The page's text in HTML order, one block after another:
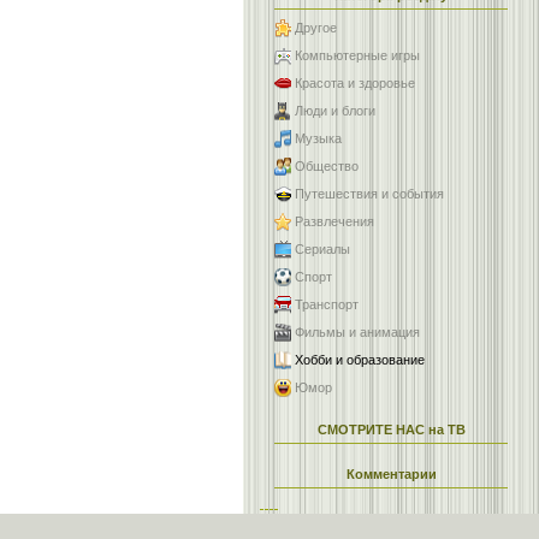
Другое
Компьютерные игры
Красота и здоровье
Люди и блоги
Музыка
Общество
Путешествия и события
Развлечения
Сериалы
Спорт
Транспорт
Фильмы и анимация
Хобби и образование
Юмор
СМОТРИТЕ НАС на ТВ
Комментарии